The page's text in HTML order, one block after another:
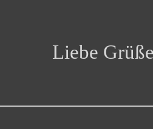
Liebe